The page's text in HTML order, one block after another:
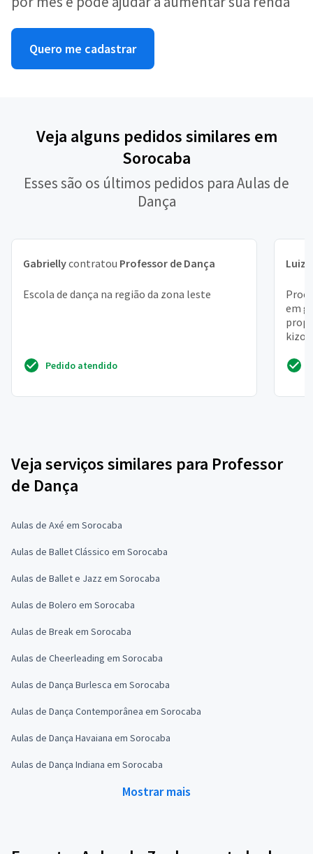
Quero me cadastrar
Veja alguns pedidos similares em
Sorocaba
Esses são os últimos pedidos para Aulas de
Dança
Gabriellycontratou Professor de Dança
Escola de dança na região da zona leste
Pedido atendido
Luiz
em
Veja serviços similares para Professor
de Dança
Aulas de Axé em Sorocaba
Aulas de Ballet Clássico em Sorocaba
Aulas de Ballet e Jazz em Sorocaba
Aulas de Bolero em Sorocaba
Aulas de Break em Sorocaba
Aulas de Cheerleading em Sorocaba
Aulas de Dança Burlesca em Sorocaba
Aulas de Dança Contemporânea em Sorocaba
Aulas de Dança Havaiana em Sorocaba
Aulas de Dança Indiana em Sorocaba
Mostrar mais